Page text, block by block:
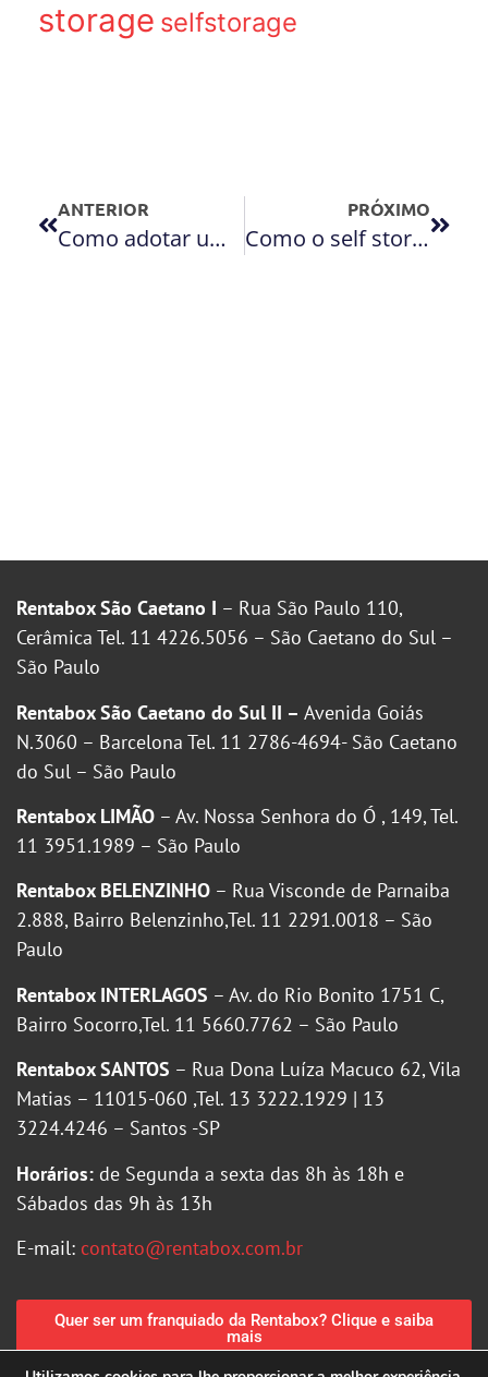
storage selfstorage
ANTERIOR
Como adotar um estilo de vida mais clean e minimalista?
PRÓXIMO
Como o self storage reduz custos a longo prazo?
Rentabox São Caetano I – Rua São Paulo 110,
Cerâmica Tel. 11 4226.5056 – São Caetano do Sul –
São Paulo
Rentabox São Caetano do Sul II – Avenida Goiás
N.3060 – Barcelona Tel. 11 2786-4694- São Caetano
do Sul – São Paulo
Rentabox LIMÃO – Av. Nossa Senhora do Ó , 149, Tel.
11 3951.1989 – São Paulo
Rentabox BELENZINHO – Rua Visconde de Parnaiba
2.888, Bairro Belenzinho,Tel. 11 2291.0018 – São
Paulo
Rentabox INTERLAGOS – Av. do Rio Bonito 1751 C,
Bairro Socorro,Tel. 11 5660.7762 – São Paulo
Rentabox SANTOS – Rua Dona Luíza Macuco 62, Vila
Matias – 11015-060 ,Tel. 13 3222.1929 | 13
3224.4246 – Santos -SP
Horários: de Segunda a sexta das 8h às 18h e
Sábados das 9h às 13h
E-mail: contato@rentabox.com.br
Quer ser um franquiado da Rentabox? Clique e saiba
mais